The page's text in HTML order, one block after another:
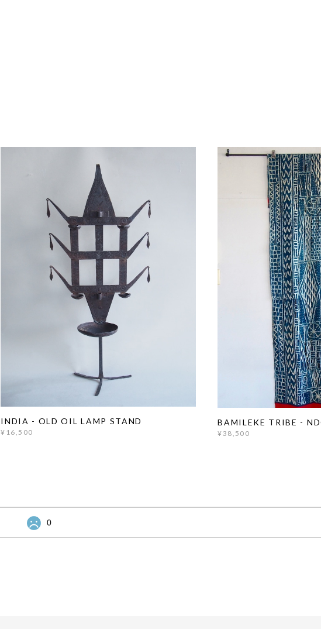
INDIA - OLD OIL LAMP STAND
¥16,500
BAMILEKE TRIBE -
¥38,500
0